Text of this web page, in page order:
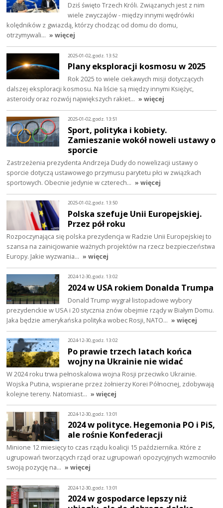
Dziś święto Trzech Króli. Związanych jest z nim
wiele zwyczajów - między innymi wędrówki
kolędników z gwiazdą, którzy chodząc od domu do domu,
otrzymywali… » więcej
2025-01-02, godz. 13:52
Plany eksploracji kosmosu w 2025
Rok 2025 to wiele ciekawych misji dotyczących
dalszej eksploracji kosmosu. Na liście są między innymi Księżyc,
asteroidy oraz rozwój największych rakiet… » więcej
2025-01-02, godz. 13:51
Sport, polityka i kobiety.
Zamieszanie wokół noweli ustawy o
sporcie
Zastrzeżenia prezydenta Andrzeja Dudy do nowelizacji ustawy o
sporcie dotyczą ustawowego przymusu parytetu płci w związkach
sportowych. Obecnie jedynie w czterech… » więcej
2025-01-02, godz. 13:50
Polska szefuje Unii Europejskiej.
Przez pół roku
Rozpoczynająca się polska prezydencja w Radzie Unii Europejskiej to
szansa na zainicjowanie ważnych projektów na rzecz bezpieczeństwa
Europy. Jakie wyzwania… » więcej
2024-12-30, godz. 13:02
2024 w USA rokiem Donalda Trumpa
Donald Trump wygrał listopadowe wybory
prezydenckie w USA i 20 stycznia znów obejmie rządy w Białym Domu.
Jaka będzie amerykańska polityka wobec Rosji, NATO… » więcej
2024-12-30, godz. 13:02
Po prawie trzech latach końca
wojny na Ukrainie nie widać
W 2024 roku trwa pełnoskalowa wojna Rosji przeciwko Ukrainie.
Wojska Putina, wspierane przez żołnierzy Korei Północnej, zdobywają
kolejne tereny. Natomiast… » więcej
2024-12-30, godz. 13:01
2024 w polityce. Hegemonia PO i PiS,
ale rośnie Konfederacji
Minione 12 miesięcy to czas rządu koalicji 15 października. Które z
ugrupowań tworzących rząd oraz ugrupowań opozycyjnych wzmocniło
swoją pozycję na… » więcej
2024-12-30, godz. 13:01
2024 w gospodarce lepszy niż